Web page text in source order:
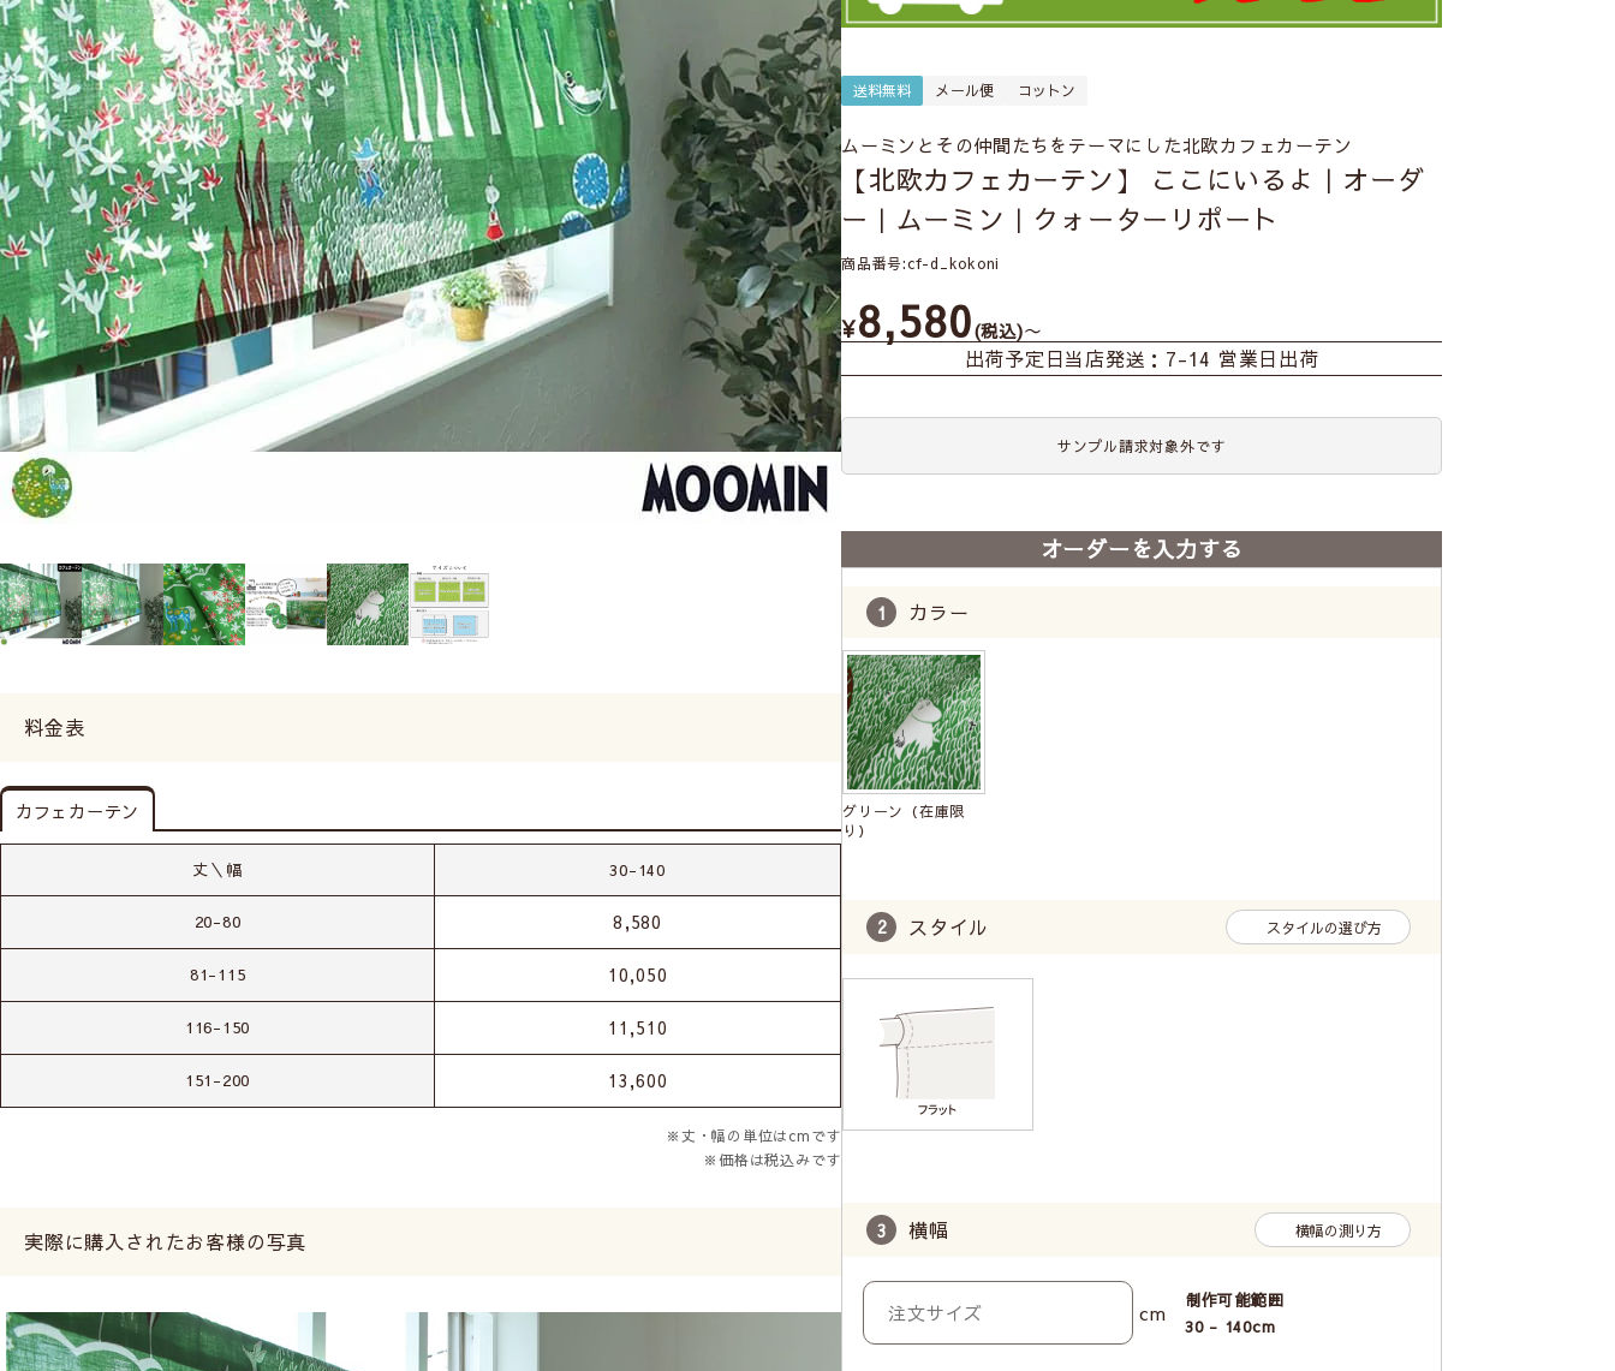
料金表
カフェカーテン
丈＼幅 30-140
20-80 8,580
81-115 10,050
116-150 11,510
151-200 13,600
※丈・幅の単位はcmです
※価格は税込みです
実際に購入されたお客様の写真
送料無料 メール便 コットン
ムーミンとその仲間たちをテーマにした北欧カフェカーテン
【北欧カフェカーテン】 ここにいるよ｜オーダ
ー｜ムーミン｜クォーターリポート
商品番号 cf-d_kokoni
¥8,580 税込 〜
出荷予定日当店発送：7-14 営業日出荷
サンプル請求対象外です
オーダーを入力する
カラー
グリーン（在庫限
り）
スタイル スタイルの選び方
横幅 横幅の測り方
cm
制作可能範囲
30 - 140cm